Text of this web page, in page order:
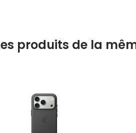
produits de la